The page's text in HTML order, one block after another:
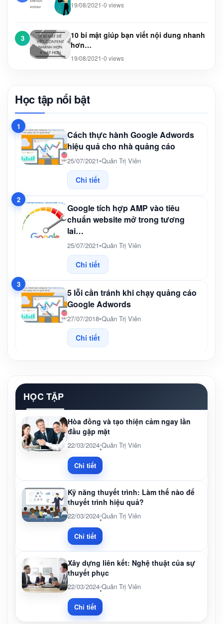
19/08/2021 •0 views
3
10 bí mật giúp bạn viết nội dung nhanh
hơn…
19/08/2021 •0 views
Học tập nổi bật
1
Cách thực hành Google Adwords
hiệu quả cho nhà quảng cáo
25/07/2021•Quản Trị Viên
Chi tiết
2
Google tích hợp AMP vào tiêu
chuẩn website mở trong tương
lai…
25/07/2021•Quản Trị Viên
Chi tiết
3
5 lỗi cần tránh khi chạy quảng cáo
Google Adwords
27/07/2018•Quản Trị Viên
Chi tiết
HỌC TẬP
Hòa đồng và tạo thiện cảm ngay lần
đầu gặp mặt
22/03/2024•Quản Trị Viên
Chi tiết
Kỹ năng thuyết trình: Làm thế nào để
thuyết trình hiệu quả?
22/03/2024•Quản Trị Viên
Chi tiết
Xây dựng liên kết: Nghệ thuật của sự
thuyết phục
22/03/2024•Quản Trị Viên
Chi tiết